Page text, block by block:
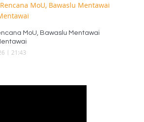
MoU, Bawaslu Mentawai
| 21:43